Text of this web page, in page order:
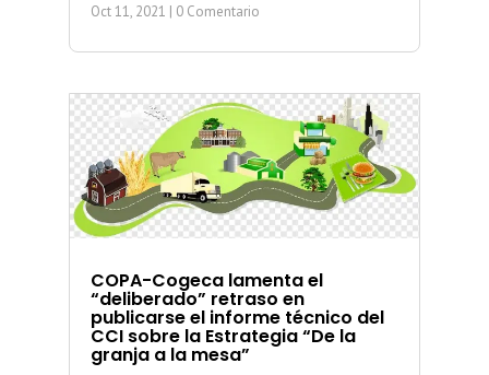
Oct 11, 2021 | 0 Comentario
COPA-Cogeca lamenta el
“deliberado” retraso en
publicarse el informe técnico del
CCI sobre la Estrategia “De la
granja a la mesa”